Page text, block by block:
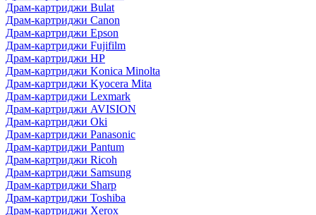
Драм-картриджи Bulat
Драм-картриджи Canon
Драм-картриджи Epson
Драм-картриджи Fujifilm
Драм-картриджи HP
Драм-картриджи Konica Minolta
Драм-картриджи Kyocera Mita
Драм-картриджи Lexmark
Драм-картриджи AVISION
Драм-картриджи Oki
Драм-картриджи Panasonic
Драм-картриджи Pantum
Драм-картриджи Ricoh
Драм-картриджи Samsung
Драм-картриджи Sharp
Драм-картриджи Toshiba
Драм-картриджи Xerox